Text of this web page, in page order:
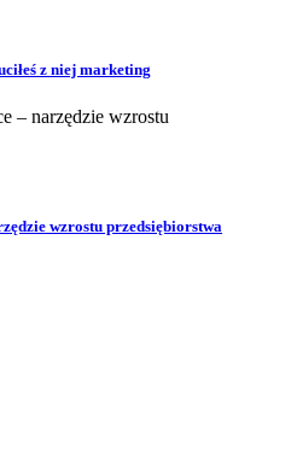
z niej marketing
wzrostu przedsiębiorstwa